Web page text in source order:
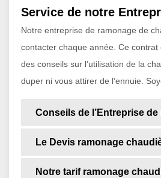
Service de notre
Notre entreprise de ramonage de
contacter chaque année. Ce
des conseils sur l’utilisation de la
duper ni vous attirer de l’ennuie.
Conseils de l’Entreprise
Le Devis ramonage
Notre tarif ramonage